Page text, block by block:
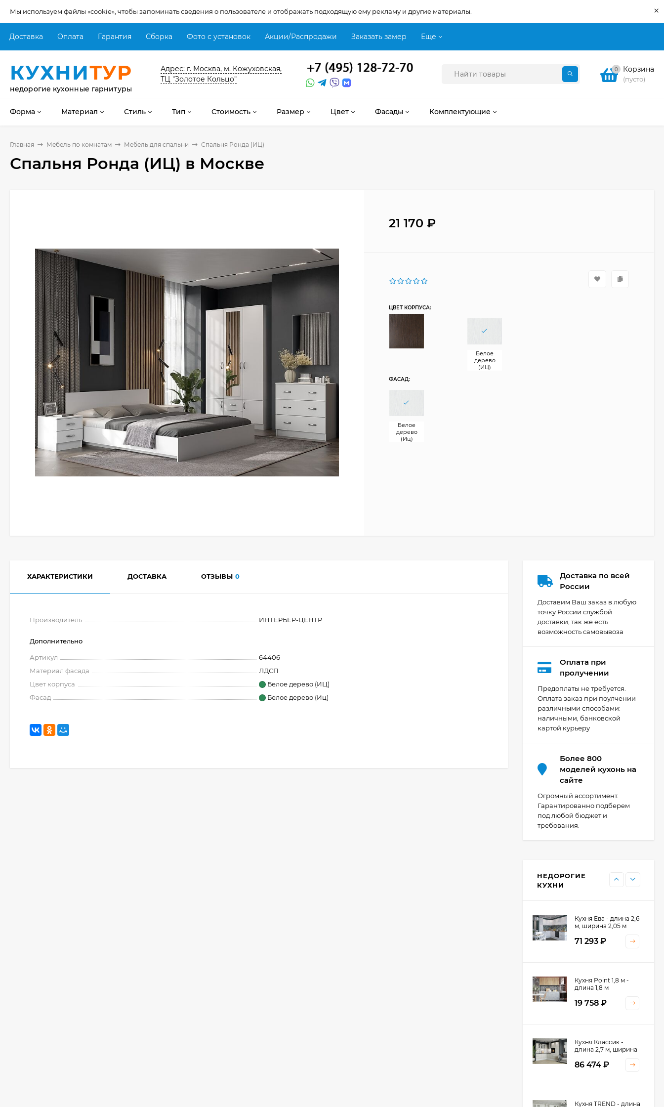
Мы используем файлы «cookie», чтобы запоминать сведения о пользователе и отображать подходящую ему рекламу и другие материалы. ×
Доставка Оплата Гарантия Сборка Фото с установок Акции/Распродажи Заказать замер Еще
КУХНИТУР
недорогие кухонные гарнитуры
Адрес: г. Москва, м. Кожуховская,
ТЦ "Золотое Кольцо"
0 Корзина
(пусто)
Форма Материал Стиль Тип Стоимость Размер Цвет Фасады Комплектующие
Главная Мебель по комнатам Мебель для спальни Спальня Ронда (ИЦ)
Спальня Ронда (ИЦ) в Москве
21 170₽
ЦВЕТ КОРПУСА:
Белое
дерево
(ИЦ)
ФАСАД:
Белое
дерево
(Иц)
ХАРАКТЕРИСТИКИ ДОСТАВКА ОТЗЫВЫ 0
Производитель ИНТЕРЬЕР-ЦЕНТР
Дополнительно
Артикул
64406
Материал фасада
ЛДСП
Цвет корпуса
Белое дерево (ИЦ)
Фасад
Белое дерево (Иц)
Доставка по всей
России
Доставим Ваш заказ в любую
точку России службой
доставки, так же есть
возможность самовывоза
Оплата при
пролучении
Предоплаты не требуется.
Оплата заказ при поулчении
различными способами:
наличными, банковской
картой курьеру
Более 800
моделей кухонь на
сайте
Огромный ассортимент.
Гарантированно подберем
под любой бюджет и
требования.
НЕДОРОГИЕ
КУХНИ
Кухня Мишель -
длина 4,2 м
69 303₽
Кухня Принцесса -
44 091
Кухня Point 1,2 м -
13 655₽
11 476
Кухня Ева - длина 2,6
м, ширина 2,05 м
71 293 ₽
Кухня Point 1,8 м -
длина 1,8 м
19 758 ₽
Кухня Классик -
длина 2,7 м, ширина
86 474 ₽
Кухня TREND - длина
Кухня Принцесса -
длина 2,4 м
38 767₽
Кухня Оптима - длина
2,8 м, ширина 1,4 м
52 197₽
Кухня Камелия -